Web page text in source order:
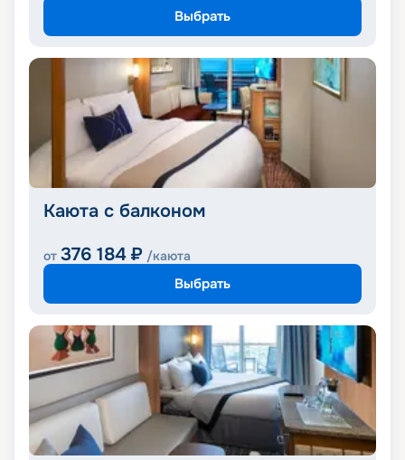
Выбрать
Каюта с балконом
от 376 184 ₽ /каюта
Выбрать